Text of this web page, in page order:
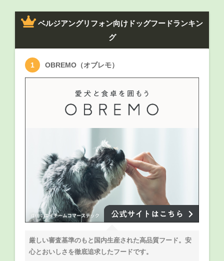
ベルジアングリフォン向けドッグフードランキン
グ
OBREMO（オブレモ）
厳しい審査基準のもと国内生産された高品質フード。安
心とおいしさを徹底追求したフードです。